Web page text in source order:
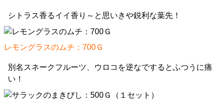
シトラス香るイイ香り～と思いきや鋭利な葉先！
レモングラスのムチ：700Ｇ
別名スネークフルーツ、ウロコを逆なでするとふつうに痛
い！